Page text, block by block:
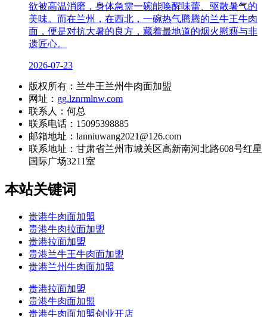
欲被高温消磨，身体急需一碗能唤醒味蕾、驱散暑气的
美味。而在兰州，在西北，一碗热气腾腾的兰牛王牛肉
面，便是对抗大暑的良方，藏着最地道的烟火慰藉与非
遗匠心。
2026-07-23
版权所有：兰牛王兰州牛肉面加盟
网址： gg.lznrmlnw.com
联系人：何总
联系电话：15095398885
邮箱地址：lanniuwang2021@126.com
联系地址： 甘肃省兰州市城关区高新南河北路608号红星
国际广场3211室
本站关键词
贵港牛肉面加盟
贵港牛肉拉面加盟
贵港拉面加盟
贵港兰牛王牛肉面加盟
贵港兰州牛肉面加盟
贵港拉面加盟
贵港牛肉面加盟
贵港牛肉面加盟创业开店